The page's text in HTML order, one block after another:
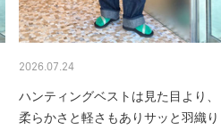
2026.07.24
ハンティングベストは見た目より、
柔らかさと軽さもありサッと羽織り